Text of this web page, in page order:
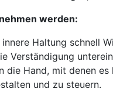
werden:
Haltung schnell
Verständigung
die Hand, mit denen
und zu steuern.